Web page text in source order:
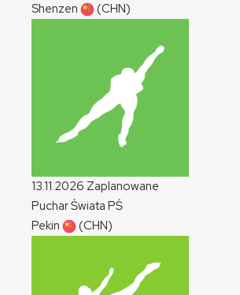
Shenzen
(CHN)
13.11.2026 Zaplanowane
Puchar Świata PŚ
Pekin
(CHN)